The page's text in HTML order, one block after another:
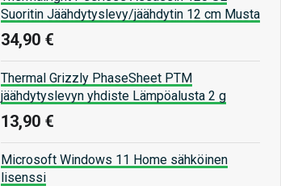
Suoritin Jäähdytyslevy/jäähdytin 12 cm Musta
34,90 €
Thermal Grizzly PhaseSheet PTM
jäähdytyslevyn yhdiste Lämpöalusta 2 g
13,90 €
Microsoft Windows 11 Home sähköinen
lisenssi